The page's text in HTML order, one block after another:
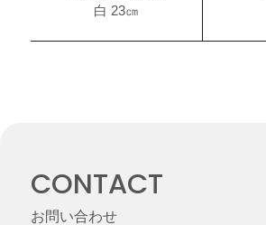
白 23㎝
CONTACT
お問い合わせ